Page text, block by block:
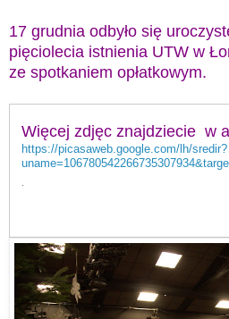
17 grudnia odbyło się
pięciolecia istnienia UTW w
ze spotkaniem opłatkowym.
Więcej zdjęc znajdziecie w
https://picasaweb.google.com/lh/sredir?